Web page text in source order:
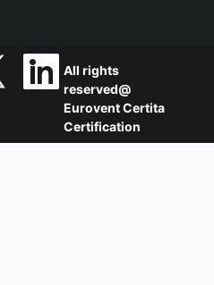
All rights
reserved@
Eurovent Certita
Certification